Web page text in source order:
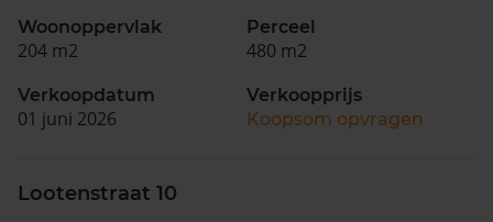
Woonoppervlak
204 m2
Perceel
480 m2
Verkoopdatum
01 juni 2026
Verkoopprijs
Koopsom opvragen
Lootenstraat 10